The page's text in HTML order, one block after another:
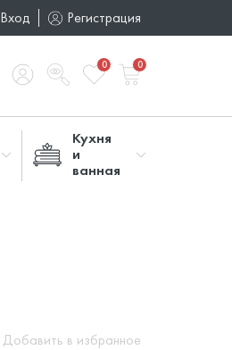
Вход Регистрация
0 0
Кухня
и
ванная
Добавить в избранное